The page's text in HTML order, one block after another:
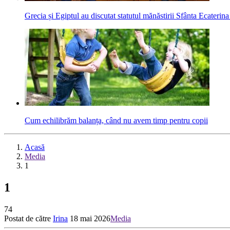
Grecia și Egiptul au discutat statutul mănăstirii Sfânta
Cum echilibrăm balanța, când nu avem timp pentru copii
Acasă
Media
1
1
74
Postat de către Irina 18 mai 2026Media